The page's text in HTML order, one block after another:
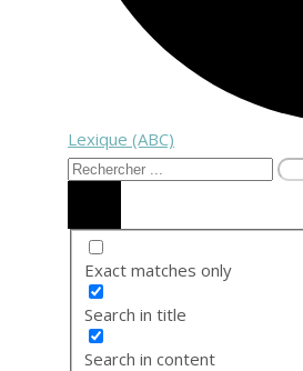
Lexique (ABC)
Exact matches only
Search in title
Search in content